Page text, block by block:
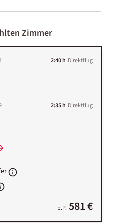
Zimmer
2:40 h Direktflug
2:35 h Direktflug
p.P. 581 €